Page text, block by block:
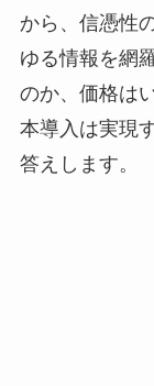
から、信憑性
ゆる情報を網
のか、価格は
本導入は実現
答えします。